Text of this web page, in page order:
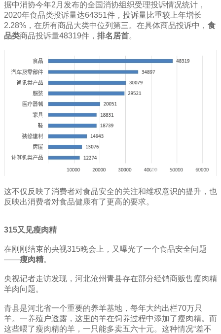
据中消协今年2月发布的全国消协组织受理投诉情况统计，
2020年食品类投诉量达64351件，投诉量比重较上年增长
2.28%，在所有商品大类中位列第三。在具体商品投诉中， 食
品类商品投诉量48319件， 排名居首。
这不仅反映了消费者对食品安全的关注和维权意识的提升，也
反映出消费者对食品健康有了更高的要求。
315又见瘦肉精
在刚刚结束的央视315晚会上，又曝光了一个食品安全问题
——瘦肉精。
央视记者走访发现，河北沧州青县存在部分经销商贩售瘦肉精
羊肉问题。
青县是河北省一个重要的养羊基地，每年大约出栏70万只
羊。一养殖户透露，这里的羊在饲养过程中添加了瘦肉精。而
这些喂了瘦肉精的羊，一只能多卖五六十元。这种情况“差不